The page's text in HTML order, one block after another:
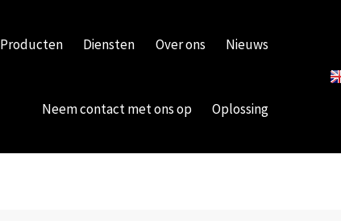
Producten Diensten Over ons Nieuws
Neem contact met ons op Oplossing